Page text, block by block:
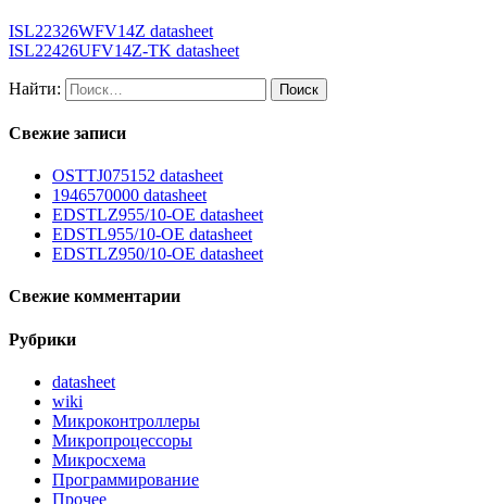
ISL22326WFV14Z datasheet
ISL22426UFV14Z-TK datasheet
Найти:
Свежие записи
OSTTJ075152 datasheet
1946570000 datasheet
EDSTLZ955/10-OE datasheet
EDSTL955/10-OE datasheet
EDSTLZ950/10-OE datasheet
Свежие комментарии
Рубрики
datasheet
wiki
Микроконтроллеры
Микропроцессоры
Микросхема
Программирование
Прочее